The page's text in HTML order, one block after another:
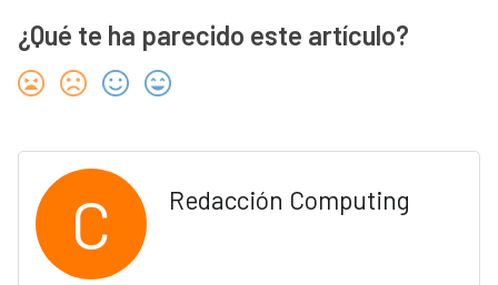
¿Qué te ha parecido este artículo?
C Redacción Computing